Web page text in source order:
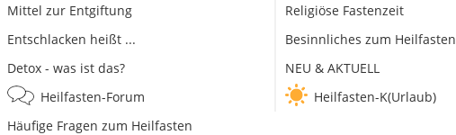
Mittel zur Entgiftung
Entschlacken heißt ...
Detox - was ist das?
Heilfasten-Forum
Häufige Fragen zum Heilfasten
Religiöse Fastenzeit
Besinnliches zum Heilfasten
NEU & AKTUELL
Heilfasten-K(Urlaub)